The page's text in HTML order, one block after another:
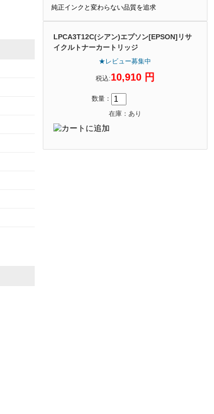
純正インクと変わらない品質を追求
LPCA3T12C(シアン)エプソン[EPSON]リサ
イクルトナーカートリッジ
★レビュー募集中
税込:10,910 円
数量：
在庫：あり